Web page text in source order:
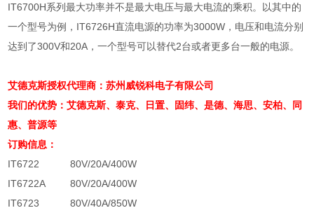
IT6700H系列最大功率并不是最大电压与最大电流的乘积。以其中的
一个型号为例， IT6726H直流电源的功率为3000W ，电压和电流分别
达到了300V和20A ，一个型号可以替代2台或者更多台一般的电源。
艾德克斯授权代理商：苏州威锐科电子有限公司
我们的优势：艾德克斯、泰克、日置、固纬、是德、海思、安柏、同
惠、普源等
订购信息：
IT6722
80V/20A/400W
IT6722A
80V/20A/400W
IT6723
80V/40A/850W